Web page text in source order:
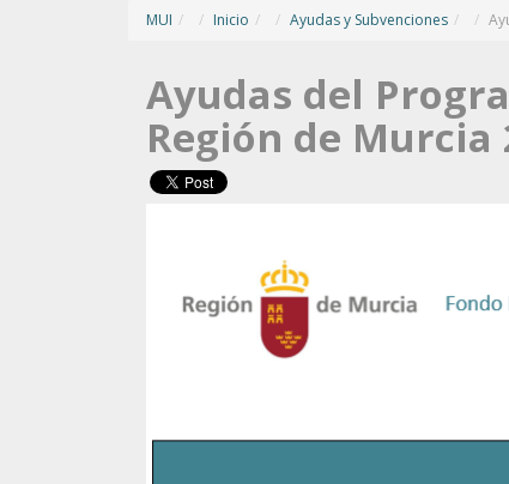
MUI / Inicio / Ayudas y Subvenciones /
Ayudas del
Región de Murcia